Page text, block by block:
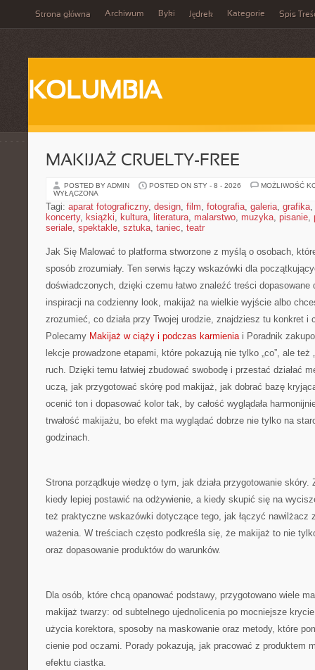
Strona główna Archiwum Byki Jędrek Kategorie Spis
KOLUMBIA
MAKIJAŻ CRUELTY-FREE
POSTED BY ADMIN POSTED ON STY - 8 - 2026
MOŻLIWOŚĆ
WYŁĄCZONA
Tagi: aparat fotograficzny, design, film, fotografia, galeria, grafika,
koncerty, książki, kultura, literatura, malarstwo, muzyka, pisanie,
seriale, spektakle, sztuka, taniec, teatr
Jak Się Malować to platforma stworzone z myślą o osobach,
sposób zrozumiały. Ten serwis łączy wskazówki dla
doświadczonych, dzięki czemu łatwo znaleźć treści
inspiracji na codzienny look, makijaż na wielkie wyjście albo
zrozumieć, co działa przy Twojej urodzie, znajdziesz tu konkret i
Polecamy Makijaż w ciąży i podczas karmieniai Poradnik
lekcje prowadzone etapami, które pokazują nie tylko „co”, ale też
ruch. Dzięki temu łatwiej zbudować swobodę i przestać działać
uczą, jak przygotować skórę pod makijaż, jak dobrać bazę
ocenić ton i dopasować kolor tak, by całość wyglądała
trwałość makijażu, bo efekt ma wyglądać dobrze nie tylko na
godzinach.
Strona porządkuje wiedzę o tym, jak działa przygotowanie skóry.
kiedy lepiej postawić na odżywienie, a kiedy skupić się na
też praktyczne wskazówki dotyczące tego, jak łączyć nawilżacz
ważenia. W treściach często podkreśla się, że makijaż to nie
oraz dopasowanie produktów do warunków.
Dla osób, które chcą opanować podstawy, przygotowano wiele
makijaż twarzy: od subtelnego ujednolicenia po mocniejsze
użycia korektora, sposoby na maskowanie oraz metody, które
cienie pod oczami. Porady pokazują, jak pracować z produktem
efektu ciastka.